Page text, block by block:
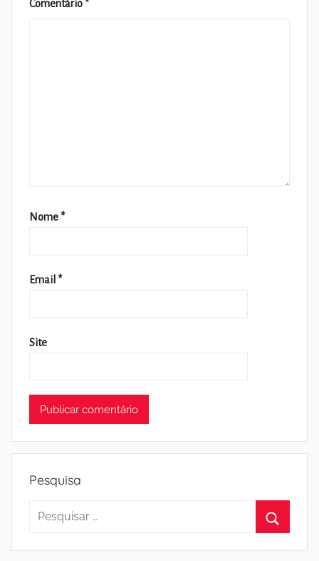
Comentário *
Nome *
Email *
Site
Pesquisa
Pesquisar